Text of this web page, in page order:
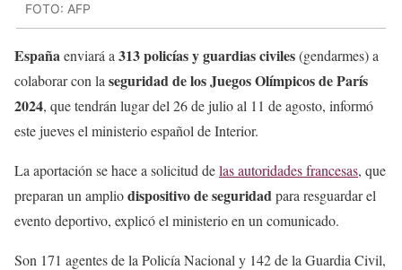
FOTO: AFP
Españaenviará a 313 policías y guardias civiles(gendarmes) a
colaborar con la seguridad de los Juegos Olímpicos de París
2024, que tendrán lugar del 26 de julio al 11 de agosto, informó
este jueves el ministerio español de Interior.
La aportación se hace a solicitud delas autoridades francesas, que
preparan un ampliodispositivo de seguridadpara resguardar el
evento deportivo, explicó el ministerio en un comunicado.
Son 171 agentes de la Policía Nacional y 142 de la Guardia Civil,